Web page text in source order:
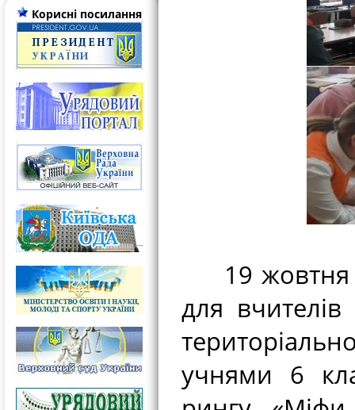
Корисні посилання
19 жовтня
для вчителів
учнями 6